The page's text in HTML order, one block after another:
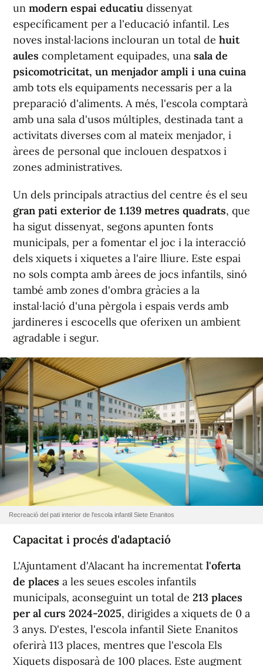
un modern espai educatiu dissenyat
específicament per a l'educació infantil. Les
noves instal·lacions inclouran un total de huit
aules completament equipades, una sala de
psicomotricitat, un menjador ampli i una cuina
amb tots els equipaments necessaris per a la
preparació d'aliments. A més, l'escola comptarà
amb una sala d'usos múltiples, destinada tant a
activitats diverses com al mateix menjador, i
àrees de personal que inclouen despatxos i
zones administratives.
Un dels principals atractius del centre és el seu
gran pati exterior de 1.139 metres quadrats, que
ha sigut dissenyat, segons apunten fonts
municipals, per a fomentar el joc i la interacció
dels xiquets i xiquetes a l'aire lliure. Este espai
no sols compta amb àrees de jocs infantils, sinó
també amb zones d'ombra gràcies a la
instal·lació d'una pèrgola i espais verds amb
jardineres i escocells que oferixen un ambient
agradable i segur.
Recreació del pati interior de l'escola infantil Siete Enanitos
Capacitat i procés d'adaptació
L'Ajuntament d'Alacant ha incrementat l'oferta
de places a les seues escoles infantils
municipals, aconseguint un total de 213 places
per al curs 2024-2025, dirigides a xiquets de 0 a
3 anys. D'estes, l'escola infantil Siete Enanitos
oferirà 113 places, mentres que l'escola Els
Xiquets disposarà de 100 places. Este augment